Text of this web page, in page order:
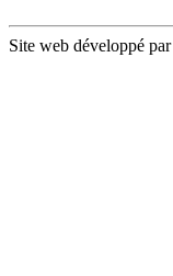
Site web développé par